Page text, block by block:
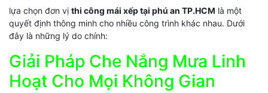
lựa chọn đơn vị thi công mái xếp tại phú an TP.HCM là một
quyết định thông minh cho nhiều công trình khác nhau. Dưới
đây là những lý do chính:
Giải Pháp Che Nắng Mưa Linh
Hoạt Cho Mọi Không Gian